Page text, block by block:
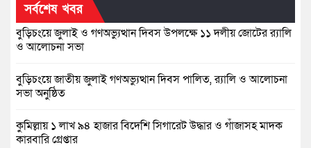
সর্বশেষ খবর
বুড়িচংয়ে জুলাই ও গণঅভ্যুত্থান দিবস উপলক্ষে ১১ দলীয় জোটের র‍্যালি
ও আলোচনা সভা
বুড়িচংয়ে জাতীয় জুলাই গণঅভ্যুত্থান দিবস পালিত, র‍্যালি ও আলোচনা
সভা অনুষ্ঠিত
কুমিল্লায় ১ লাখ ৯৪ হাজার বিদেশি সিগারেট উদ্ধার ও গাঁজাসহ মাদক
কারবারি গ্রেপ্তার